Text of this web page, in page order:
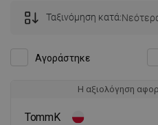
Αγοράστηκε
Ταξινόμηση κατά:
Η αξιολόγηση
TommK